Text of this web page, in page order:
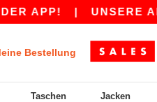
|UNSERE APP
Bestellung
Taschen Jacken